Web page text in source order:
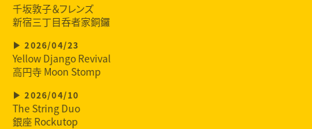
千坂敦子＆フレンズ
新宿三丁目呑者家銅鑼
2026/04/23
Yellow Django Revival
高円寺 Moon Stomp
2026/04/10
The String Duo
銀座 Rockutop